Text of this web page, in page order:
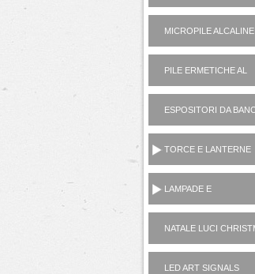
PASTICCA OSSIDO
MICROPILE
(1,5V, 6V, 12V)
PILE ERMETICHE AL
PIOMBO 6V E 12V
ESPOSITORI DA
TERRA
TORCE E LANTERNE
PORTATILI
LAMPADE E
ILLUMINOTECNICA
NATALE LUCI
LED ART SIGNALS